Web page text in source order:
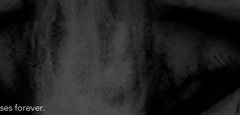
forever.